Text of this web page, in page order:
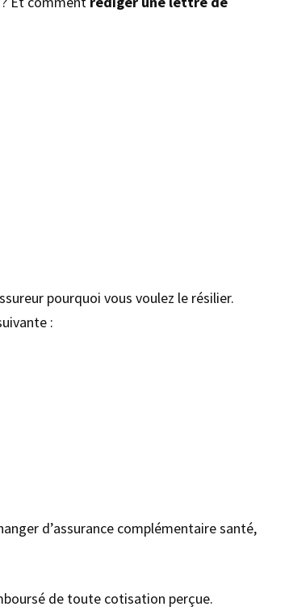
pourquoi vous voulez le résilier.
:
d’assurance complémentaire santé,
de toute cotisation perçue.